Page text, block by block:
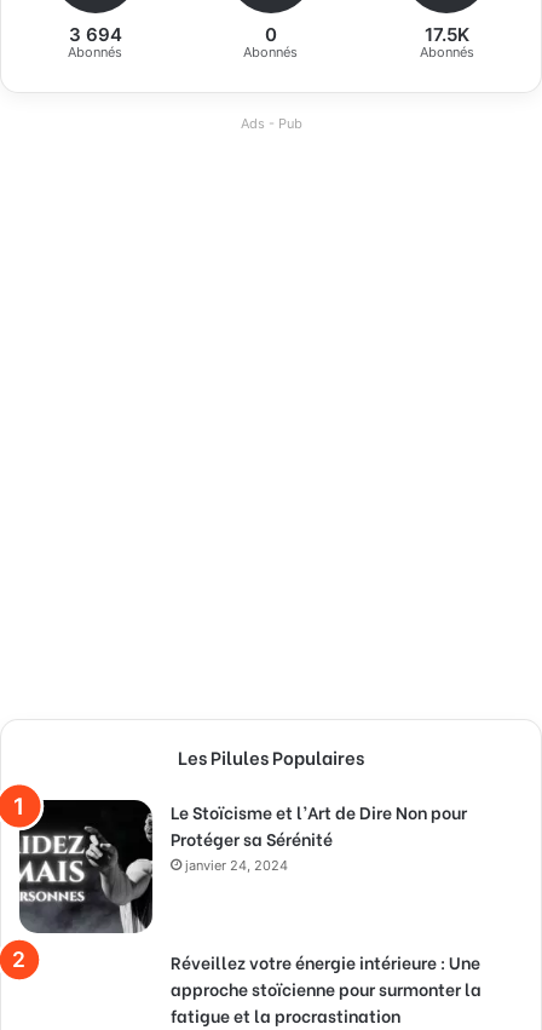
3 694
Abonnés
0
Abonnés
17.5K
Abonnés
Ads - Pub
Les Pilules Populaires
Le Stoïcisme et l’Art de Dire Non pour
Protéger sa Sérénité
janvier 24, 2024
Réveillez votre énergie intérieure : Une
approche stoïcienne pour surmonter la
fatigue et la procrastination